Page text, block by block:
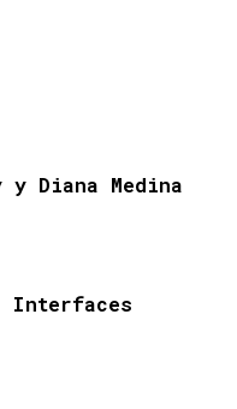
y Diana Medina
Interfaces